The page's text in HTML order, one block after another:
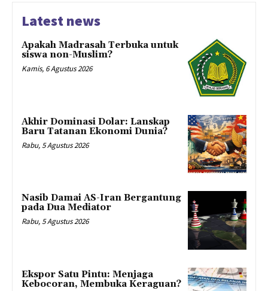
Latest news
Apakah Madrasah Terbuka untuk
siswa non-Muslim?
Kamis, 6 Agustus 2026
Akhir Dominasi Dolar: Lanskap
Baru Tatanan Ekonomi Dunia?
Rabu, 5 Agustus 2026
Nasib Damai AS-Iran Bergantung
pada Dua Mediator
Rabu, 5 Agustus 2026
Ekspor Satu Pintu: Menjaga
Kebocoran, Membuka Keraguan?